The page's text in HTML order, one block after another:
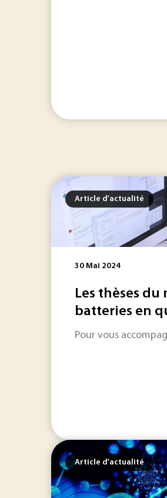
Article d'actualité
30 Mai 2024
Les thèses du
batteries en
Pour vous
Article d'actualité